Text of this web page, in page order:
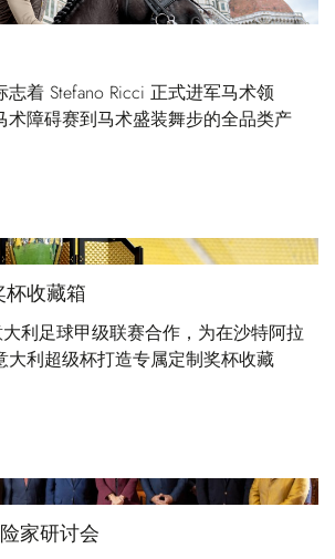
着 Stefano Ricci 正式进军马术领
术障碍赛到马术盛装舞步的全品类产
收藏箱
大利足球甲级联赛合作，为在沙特阿拉
大利超级杯打造专属定制奖杯收藏
家研讨会